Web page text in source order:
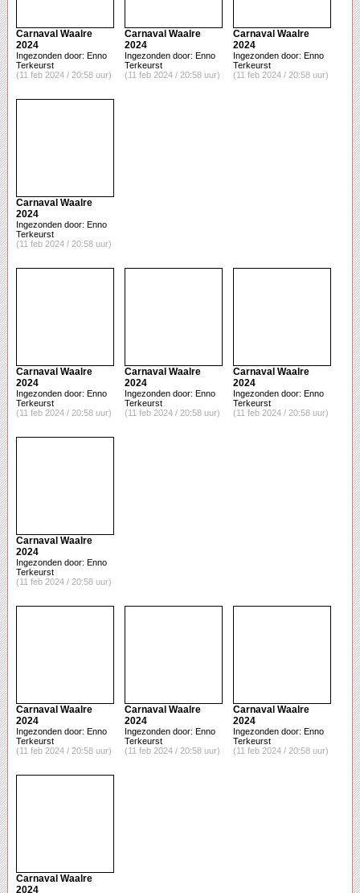
Carnaval Waalre
2024
Ingezonden door: Enno
Terkeurst
(11 feb 2024 / 20:58 uur)
Carnaval Waalre
2024
Ingezonden door: Enno
Terkeurst
(11 feb 2024 / 20:58 uur)
Carnaval Waalre
2024
Ingezonden door: Enno
Terkeurst
(11 feb 2024 / 20:58 uur)
Carnaval Waalre
2024
Ingezonden door: Enno
Terkeurst
(11 feb 2024 / 20:58 uur)
Carnaval Waalre
2024
Ingezonden door: Enno
Terkeurst
(11 feb 2024 / 20:58 uur)
Carnaval Waalre
2024
Ingezonden door: Enno
Terkeurst
(11 feb 2024 / 20:58 uur)
Carnaval Waalre
2024
Ingezonden door: Enno
Terkeurst
(11 feb 2024 / 20:58 uur)
Carnaval Waalre
2024
Ingezonden door: Enno
Terkeurst
(11 feb 2024 / 20:58 uur)
Carnaval Waalre
2024
Ingezonden door: Enno
Terkeurst
(11 feb 2024 / 20:58 uur)
Carnaval Waalre
2024
Ingezonden door: Enno
Terkeurst
(11 feb 2024 / 20:58 uur)
Carnaval Waalre
2024
Ingezonden door: Enno
Terkeurst
(11 feb 2024 / 20:58 uur)
Carnaval Waalre
2024